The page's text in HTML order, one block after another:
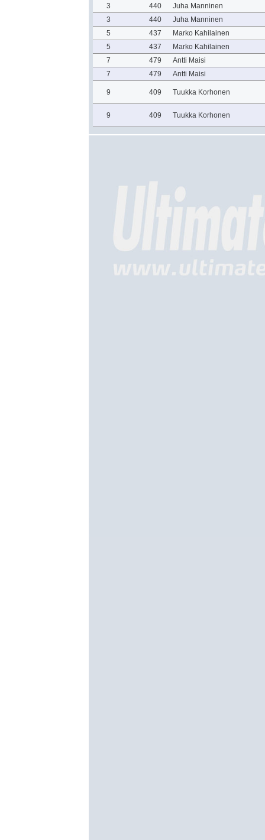
3 440
Juha Manninen
3
440
Juha Manninen
5
437
Marko Kahilainen
5
437
Marko Kahilainen
7
479
Antti Maisi
7
479 Antti Maisi
9 409 Tuukka Korhonen
9 409 Tuukka Korhonen